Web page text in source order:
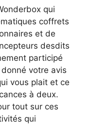
qui
coffrets
et de
desdits
participé
votre avis
vous plait et ce
à deux.
tout sur ces
qui